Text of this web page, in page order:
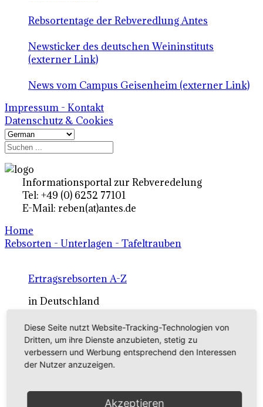
Rebsortentage der Rebveredlung Antes
Newsticker des deutschen Weininstituts
(externer Link)
News vom Campus Geisenheim (externer Link)
Impressum - Kontakt
Datenschutz & Cookies
Informationsportal zur Rebveredelung
Tel: +49 (0) 6252 77101
E-Mail: reben(at)antes.de
Home
Rebsorten - Unterlagen - Tafeltrauben
Ertragsrebsorten A-Z
in Deutschland
Rebsorten international
externe Links
Tafeltraubensorten
Diese Seite nutzt Website-Tracking-Technologien von
Dritten, um ihre Dienste anzubieten, stetig zu
verbessern und Werbung entsprechend den Interessen
der Nutzer anzuzeigen.
Akzeptieren